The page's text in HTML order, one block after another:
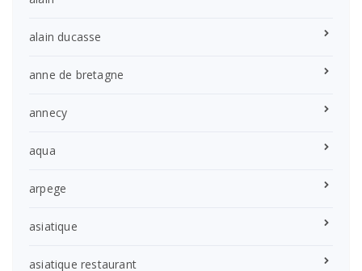
alain ducasse
anne de bretagne
annecy
aqua
arpege
asiatique
asiatique restaurant